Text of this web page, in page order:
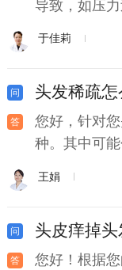
导致，如压
于佳莉
头发稀疏怎
您好，针对
种。其中可
王娟
头皮痒掉
您好！根据